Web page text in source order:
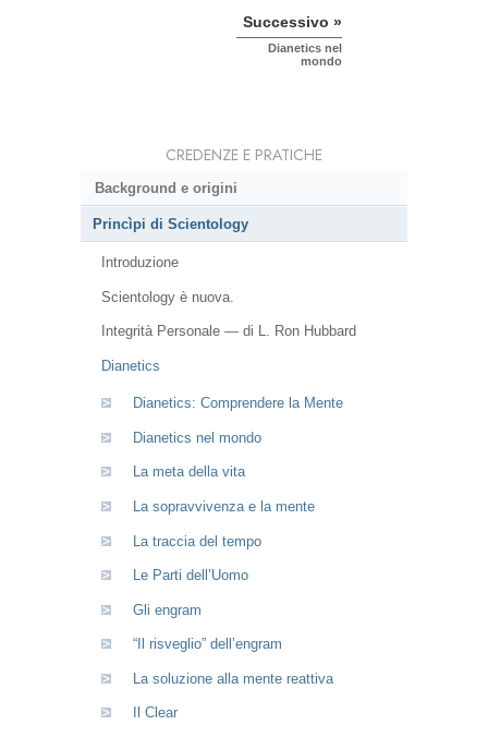
Successivo »
Dianetics nel
mondo
CREDENZE E PRATICHE
Background e origini
Princìpi di Scientology
Introduzione
Scientology è nuova.
Integrità Personale — di L. Ron Hubbard
Dianetics
Dianetics: Comprendere la Mente
Dianetics nel mondo
La meta della vita
La sopravvivenza e la mente
La traccia del tempo
Le Parti dell’Uomo
Gli engram
“Il risveglio” dell’engram
La soluzione alla mente reattiva
Il Clear